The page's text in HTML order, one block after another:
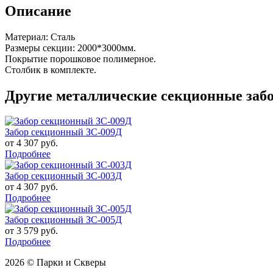
Описание
Материал: Сталь
Размеры секции: 2000*3000мм.
Покрытие порошковое полимерное.
Столбик в комплекте.
Другие металлические секционные
Забор секционный ЗС-009Д
от 4 307 руб.
Подробнее
Забор секционный ЗС-003Д
от 4 307 руб.
Подробнее
Забор секционный ЗС-005Д
от 3 579 руб.
Подробнее
2026 © Парки и Скверы